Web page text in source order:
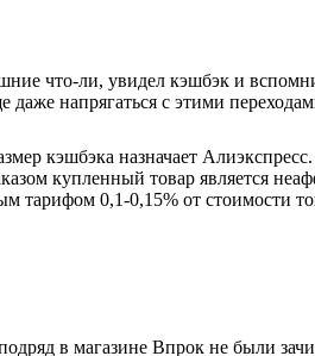
что-ли, увидел кэшбэк и
напрягаться с этими
кэшбэка назначает Алиэкспресс.
купленный товар является
тарифом 0,1-0,15% от стоимости
в магазине Впрок не были